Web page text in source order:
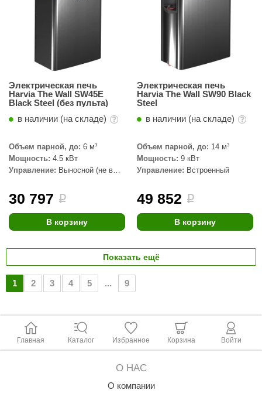
Электрическая печь
Harvia The Wall SW45E
Black Steel (без пульта)
в наличии (на складе)
Объем парной, до: 6 м³
Мощность: 4.5 кВт
Управление: Выносной (не в
30 797 i
В корзину
Электрическая печь
Harvia The Wall SW90 Black
Steel
в наличии (на складе)
Объем парной, до: 14 м³
Мощность: 9 кВт
Управление: Встроенный
49 852 i
В корзину
Показать ещё
1 2 3 4 5 ... 9
Главная Каталог Избранное Корзина Войти
О НАС
О компании